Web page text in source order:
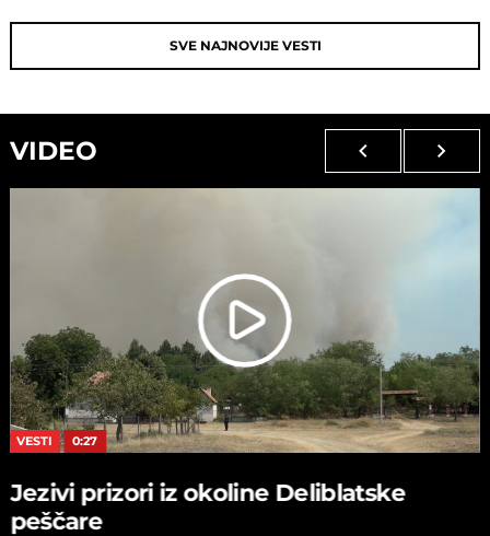
SVE NAJNOVIJE VESTI
VIDEO
VESTI 0:27
Jezivi prizori iz okoline Deliblatske
peščare